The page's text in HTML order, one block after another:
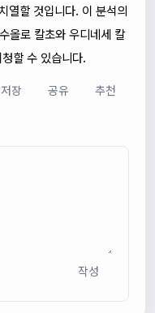
열할 것입니다. 이 분석의
올로 칼초와 우디네세 칼
할 수 있습니다.
저장 공유 추천
작성